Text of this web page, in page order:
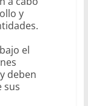
y
el
deben
sus